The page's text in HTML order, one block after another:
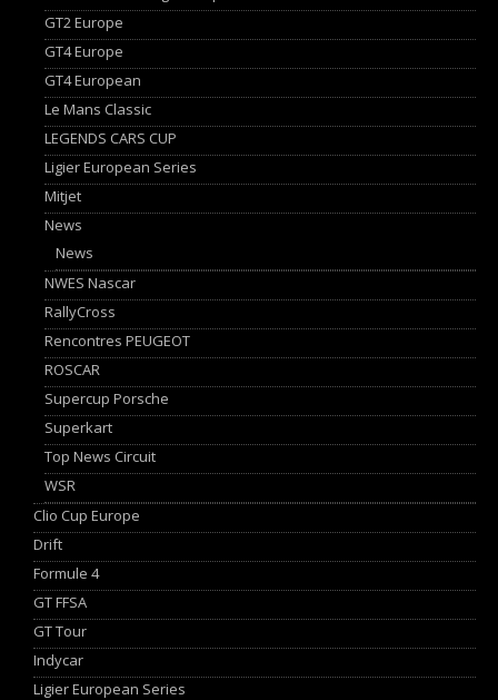
GT2 Europe
GT4 Europe
GT4 European
Le Mans Classic
LEGENDS CARS CUP
Ligier European Series
Mitjet
News
News
NWES Nascar
RallyCross
Rencontres PEUGEOT
ROSCAR
Supercup Porsche
Superkart
Top News Circuit
WSR
Clio Cup Europe
Drift
Formule 4
GT FFSA
GT Tour
Indycar
Ligier European Series